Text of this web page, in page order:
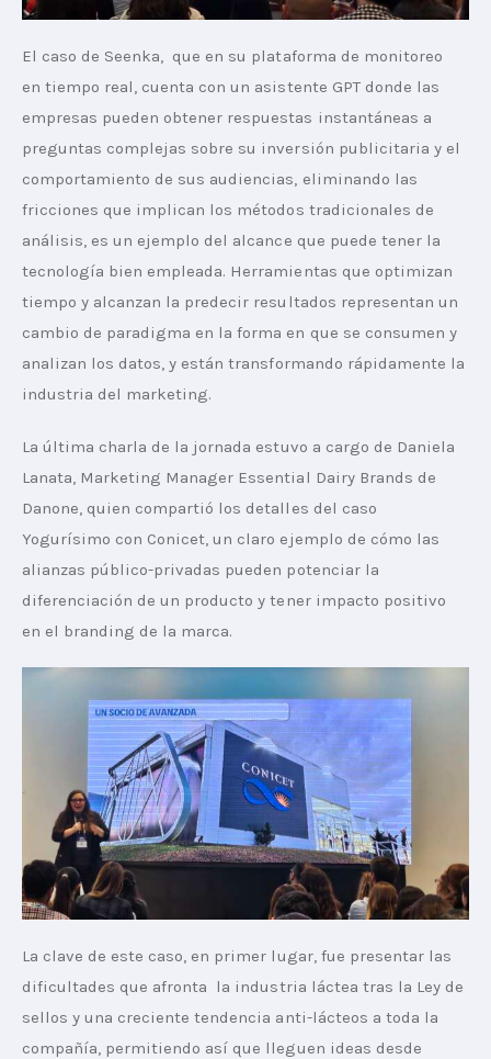
El caso de Seenka,  que en su plataforma de monitoreo
en tiempo real, cuenta con un asistente GPT donde las
empresas pueden obtener respuestas instantáneas a
preguntas complejas sobre su inversión publicitaria y el
comportamiento de sus audiencias, eliminando las
fricciones que implican los métodos tradicionales de
análisis, es un ejemplo del alcance que puede tener la
tecnología bien empleada. Herramientas que optimizan
tiempo y alcanzan la predecir resultados representan un
cambio de paradigma en la forma en que se consumen y
analizan los datos, y están transformando rápidamente la
industria del marketing.
La última charla de la jornada estuvo a cargo de Daniela
Lanata, Marketing Manager Essential Dairy Brands de
Danone, quien compartió los detalles del caso
Yogurísimo con Conicet, un claro ejemplo de cómo las
alianzas público-privadas pueden potenciar la
diferenciación de un producto y tener impacto positivo
en el branding de la marca.
La clave de este caso, en primer lugar, fue presentar las
dificultades que afronta  la industria láctea tras la Ley de
sellos y una creciente tendencia anti-lácteos a toda la
compañía, permitiendo así que lleguen ideas desde